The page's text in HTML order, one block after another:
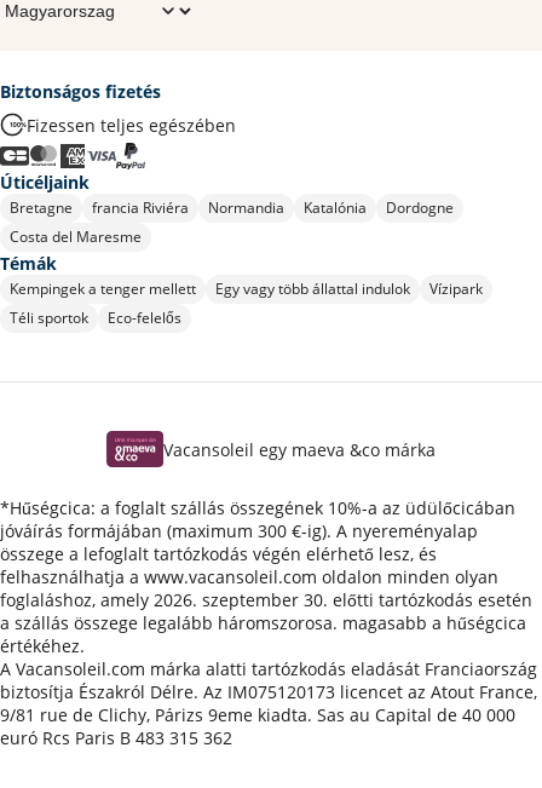
Témák
Kempingek a tenger mellett Egy vagy több állattal indulok
Vízipark
Téli sportok
Eco-felelős
Úticéljaink
Bretagne francia Riviéra Normandia Katalónia
Dordogne
Costa del Maresme
Biztonságos fizetés
Fizessen teljes egészében
Vacansoleil egy maeva &co márka
*Hűségcica: a foglalt szállás összegének 10%-a az üdülőcicában
jóváírás formájában (maximum 300 €-ig). A nyereményalap
összege a lefoglalt tartózkodás végén elérhető lesz, és
felhasználhatja a www.vacansoleil.com oldalon minden olyan
foglaláshoz, amely 2026. szeptember 30. előtti tartózkodás esetén
a szállás összege legalább háromszorosa. magasabb a hűségcica
értékéhez.
A Vacansoleil.com márka alatti tartózkodás eladását Franciaország
biztosítja Északról Délre. Az IM075120173 licencet az Atout France,
9/81 rue de Clichy, Párizs 9eme kiadta. Sas au Capital de 40 000
euró Rcs Paris B 483 315 362